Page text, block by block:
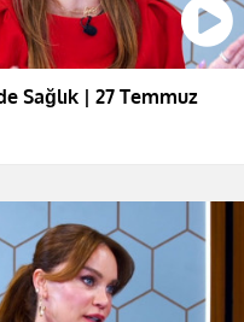
Sağlık | 27 Temmuz